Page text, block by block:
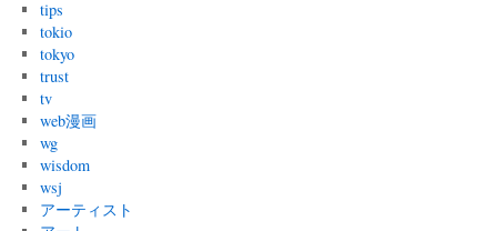
tips
tokio
tokyo
trust
tv
web漫画
wg
wisdom
wsj
アーティスト